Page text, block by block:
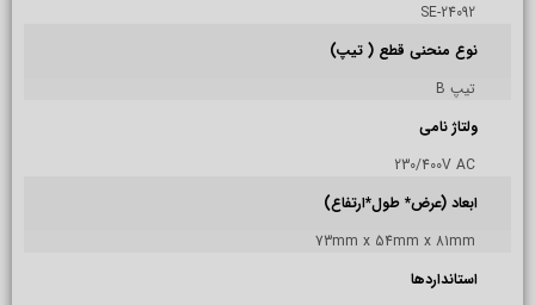
24092-SE
نوع منحنی قطع ( تیپ)
تیپ B
ولتاژ نامی
230/400V AC
ابعاد (عرض* طول*ارتفاع)
73mm x 54mm x 81mm
استانداردها